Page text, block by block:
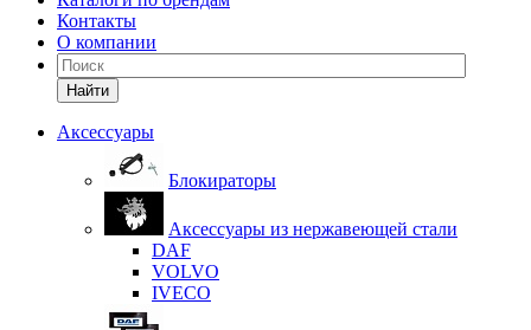
Контакты
О компании
Найти
Аксессуары
Блокираторы
Аксессуары из нержавеющей стали
DAF
VOLVO
IVECO